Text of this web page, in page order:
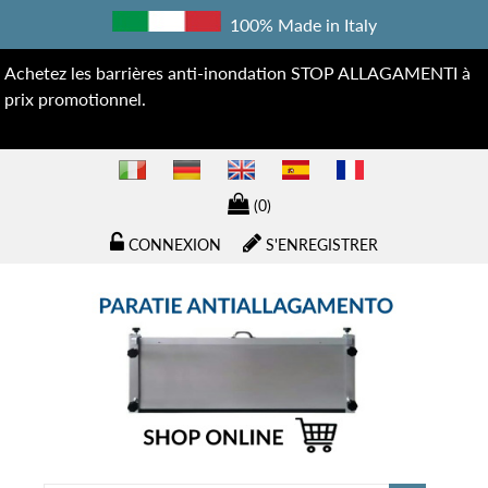
100% Made in Italy
Achetez les barrières anti-inondation STOP ALLAGAMENTI à
prix promotionnel.
(0)
S'ENREGISTRER
CONNEXION